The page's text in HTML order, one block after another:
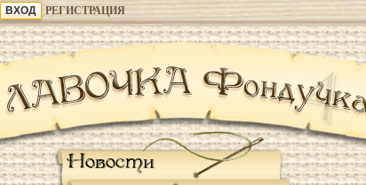
РЕГИСТРАЦИЯ
Новости